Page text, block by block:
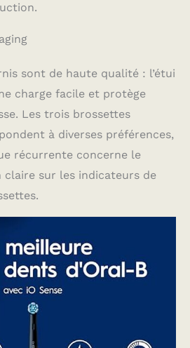
brossage, suivre votre
niveau de batterie et
au bon moment DENTS
PLUS BLANCHES :
Obtenez des dents plus
jour en éliminant les
taches en surface avec
le mode blancheur,
Radiant White
par les dentistes, les
têtes de brossette
rondes Oral-B
atteignent des zones
normalement
impossibles d'accès
grâce à leur taille plus
sont de haute qualité : l’étui
charge facile et protège
Les trois brossettes
à diverses préférences,
récurrente concerne le
claire sur les indicateurs de